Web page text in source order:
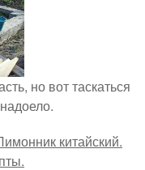
но вот таскаться